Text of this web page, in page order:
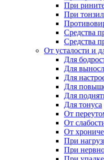
При
При
Средства
Средства
От усталости и
Для
Для
Для
Для
Для
Для тонуса
От
От
От
При
При